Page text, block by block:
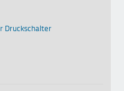
Druckschalter